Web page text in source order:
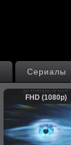
Сериалы
FHD (1080p)